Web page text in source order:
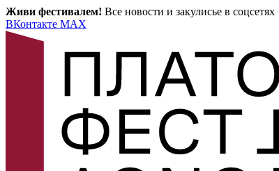
Живи фестивалем! Все новости и закулисье в соцсетях
ВКонтакте MAX